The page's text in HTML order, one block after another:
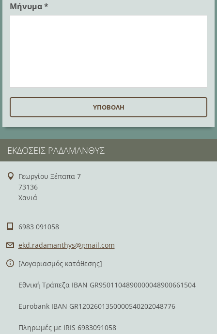
Μήνυμα *
ΕΚΔΌΣΕΙΣ ΡΑΔΆΜΑΝΘΥΣ
Γεωργίου Ξέπαπα 7
73136
Χανιά
6983 091058
ekd.radamanthys@gmail.com
[Λογαριασμός κατάθεσης]
Εθνική Τράπεζα IBAN GR9501104890000048900661504
Eurobank IBAN GR1202601350000540202048776
Πληρωμές με IRIS 6983091058